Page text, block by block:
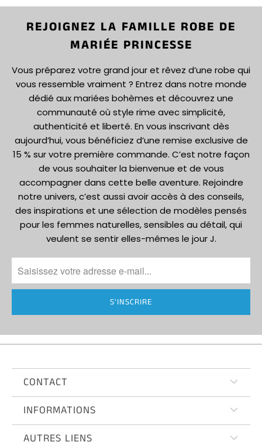
REJOIGNEZ LA FAMILLE ROBE DE
MARIÉE PRINCESSE
Vous préparez votre grand jour et rêvez d’une robe qui
vous ressemble vraiment ? Entrez dans notre monde
dédié aux mariées bohèmes et découvrez une
communauté où style rime avec simplicité,
authenticité et liberté. En vous inscrivant dès
aujourd’hui, vous bénéficiez d’une remise exclusive de
15 % sur votre première commande. C’est notre façon
de vous souhaiter la bienvenue et de vous
accompagner dans cette belle aventure. Rejoindre
notre univers, c’est aussi avoir accès à des conseils,
des inspirations et une sélection de modèles pensés
pour les femmes naturelles, sensibles au détail, qui
veulent se sentir elles-mêmes le jour J.
CONTACT
INFORMATIONS
AUTRES LIENS